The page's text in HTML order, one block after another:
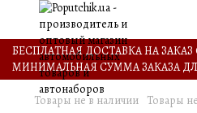
БЕСПЛАТНАЯ ДОСТАВКА НА ЗАКАЗ
МИНИМАЛЬНАЯ СУММА ЗАКАЗА
Товары не в наличии Товары